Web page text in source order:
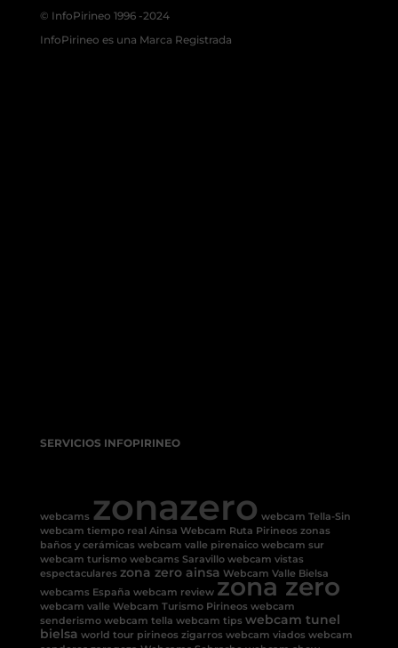
© InfoPirineo 1996 -2024
InfoPirineo es una Marca Registrada
SERVICIOS INFOPIRINEO
webcams zonazero webcam Tella-Sin
webcam tiempo real Ainsa Webcam Ruta Pirineos zonas
baños y cerámicas webcam valle pirenaico webcam sur
webcam turismo webcams Saravillo webcam vistas
espectaculares zona zero ainsa Webcam Valle Bielsa
webcams España webcam review zona zero
webcam valle Webcam Turismo Pirineos webcam
senderismo webcam tella webcam tips webcam tunel
bielsa world tour pirineos zigarros webcam viados webcam